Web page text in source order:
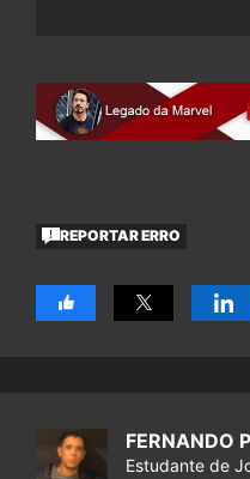
REPORTAR ERRO
FERNANDO
Estudante de